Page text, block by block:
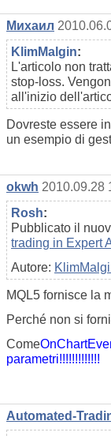
Михаил
KlimMalgin:
L'articolo non
stop-loss.
all'inizio
Dovreste essere
un esempio di
okwh 2010.09.28
Rosh:
Pubblicato il
trading in Expert
Autore:
MQL5 fornisce la
Perché non si
Come
parametri!!!!!!!!!!!!!
Automated-